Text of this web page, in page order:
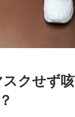
スクせず咳